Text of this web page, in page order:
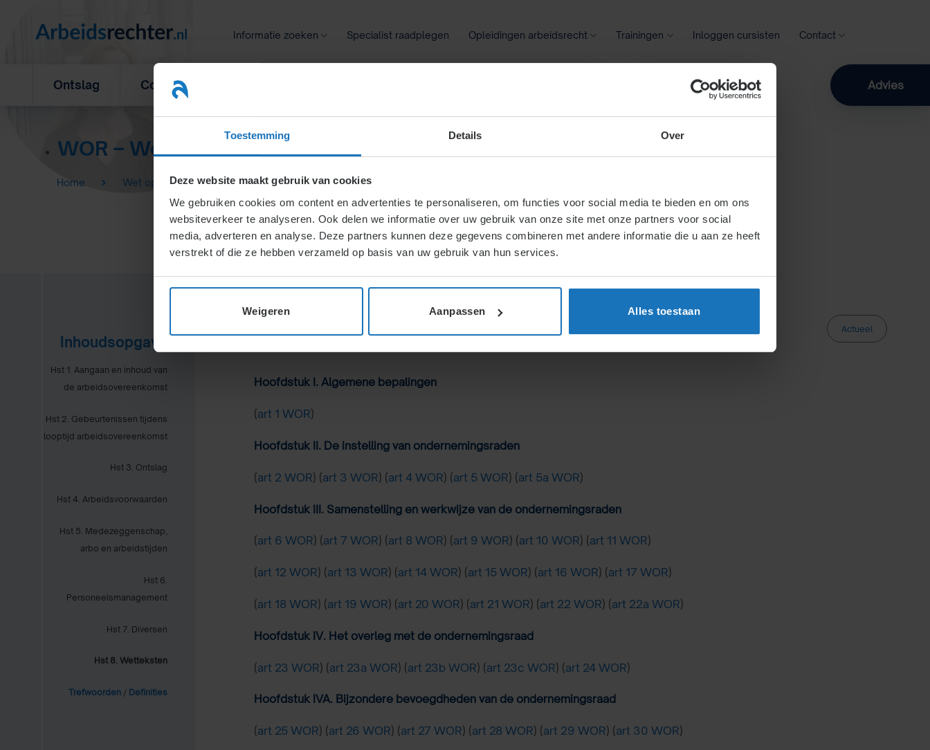
Toestemming Details Over
Deze website maakt gebruik van cookies
We gebruiken cookies om content en advertenties te personaliseren, om functies voor social media te bieden en om ons
websiteverkeer te analyseren. Ook delen we informatie over uw gebruik van onze site met onze partners voor social
media, adverteren en analyse. Deze partners kunnen deze gegevens combineren met andere informatie die u aan ze heeft
verstrekt of die ze hebben verzameld op basis van uw gebruik van hun services.
Weigeren Aanpassen Alles toestaan
Informatie zoeken Specialist raadplegen Opleidingen arbeidsrecht Trainingen Inloggen cursisten Contact
Ontslag Concurrentiebeding Zoeken Advies
WOR – Wet op de Ondernemingsraden
Home Wet op de ondernemingsraden (WOR)
Inhoudsopgave
Hst 1. Aangaan en inhoud van
de arbeidsovereenkomst
Hst 2. Gebeurtenissen tijdens
looptijd arbeidsovereenkomst
Hst 3. Ontslag
Hst 4. Arbeidsvoorwaarden
Hst 5. Medezeggenschap,
arbo en arbeidstijden
Hst 6.
Personeelsmanagement
Hst 7. Diversen
Hst 8. Wetteksten
Trefwoorden / Definities
Actueel
Hoofdstuk I. Algemene bepalingen
(art 1 WOR)
Hoofdstuk II. De instelling van ondernemingsraden
(art 2 WOR) (art 3 WOR) (art 4 WOR) (art 5 WOR) (art 5a WOR)
Hoofdstuk III. Samenstelling en werkwijze van de ondernemingsraden
(art 6 WOR) (art 7 WOR) (art 8 WOR) (art 9 WOR) (art 10 WOR) (art 11 WOR)
(art 12 WOR) (art 13 WOR) (art 14 WOR) (art 15 WOR) (art 16 WOR) (art 17 WOR)
(art 18 WOR) (art 19 WOR) (art 20 WOR) (art 21 WOR) (art 22 WOR) (art 22a WOR)
Hoofdstuk IV. Het overleg met de ondernemingsraad
(art 23 WOR) (art 23a WOR) (art 23b WOR) (art 23c WOR) (art 24 WOR)
Hoofdstuk IVA. Bijzondere bevoegdheden van de ondernemingsraad
(art 25 WOR) (art 26 WOR) (art 27 WOR) (art 28 WOR) (art 29 WOR) (art 30 WOR)